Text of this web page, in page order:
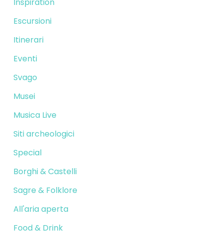
Inspiration
Escursioni
Itinerari
Eventi
Svago
Musei
Musica Live
Siti archeologici
Special
Borghi & Castelli
Sagre & Folklore
All'aria aperta
Food & Drink